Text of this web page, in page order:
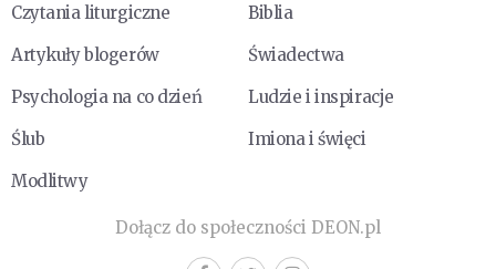
Czytania liturgiczne
Biblia
Artykuły blogerów
Świadectwa
Psychologia na co dzień
Ludzie i inspiracje
Ślub
Imiona i święci
Modlitwy
Dołącz do społeczności DEON.pl